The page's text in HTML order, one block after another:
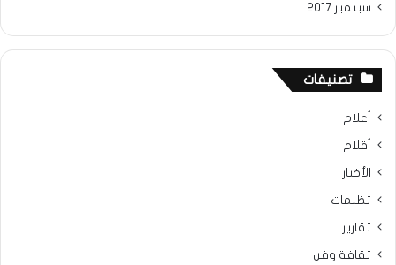
سبتمبر 2017
تصنيفات
أعلام
أقلام
الأخبار
تظلمات
تقارير
ثقافة وفن